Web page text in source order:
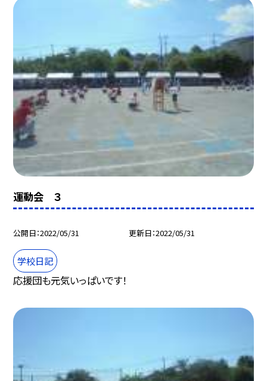
運動会 ３
公開日 2022/05/31 更新日 2022/05/31
学校日記
応援団も元気いっぱいです！